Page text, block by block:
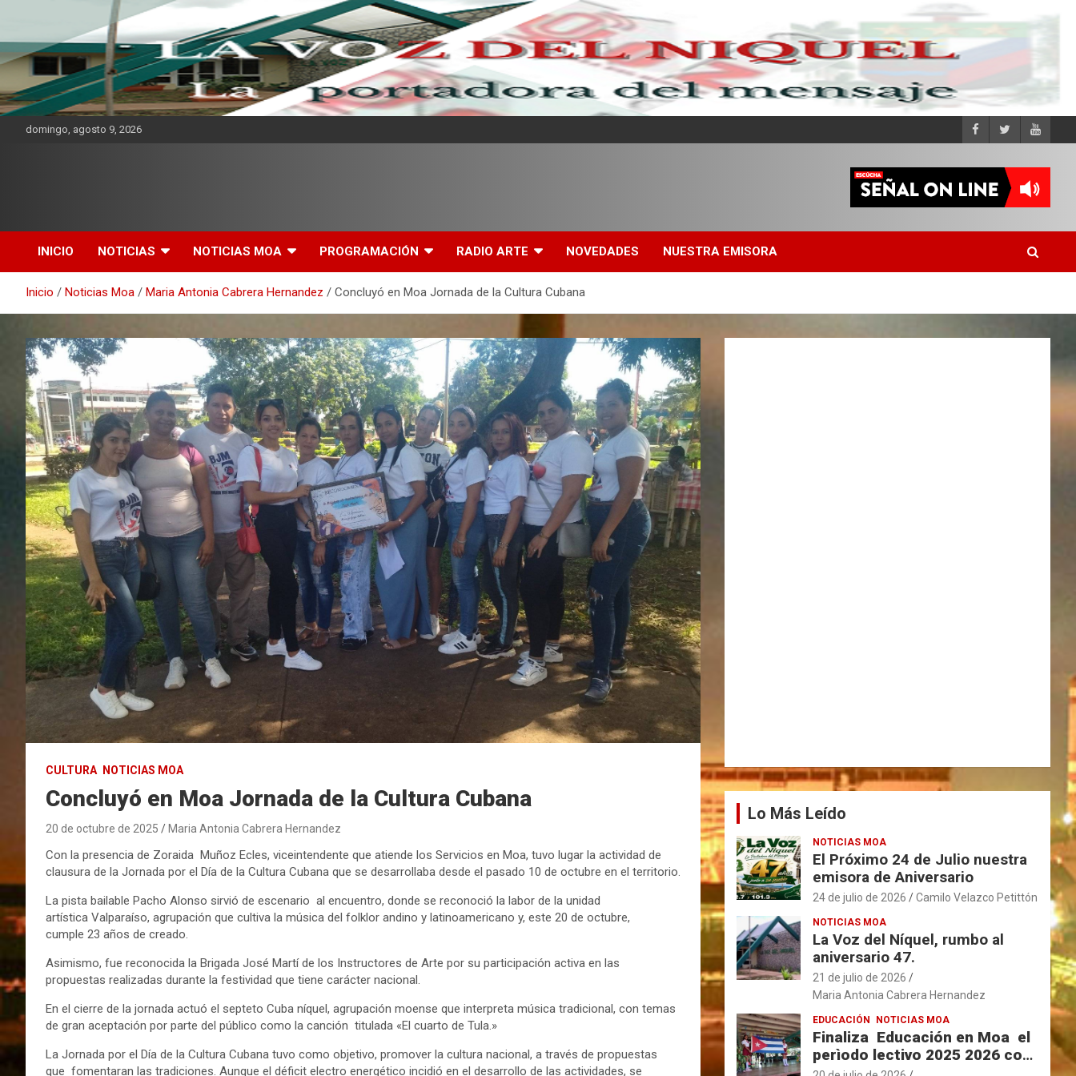
domingo, agosto 9, 2026
Mensaje
INICIO NOTICIAS NOTICIAS MOA PROGRAMACIÓN RADIO ARTE NOVEDADES NUESTRA EMISORA
Inicio Noticias Moa Maria Antonia Cabrera Hernandez Concluyó en Moa Jornada de la Cultura Cubana
CULTURA NOTICIAS MOA
Concluyó en Moa Jornada de la Cultura Cubana
20 de octubre de 2025 Maria Antonia Cabrera Hernandez
Con la presencia de Zoraida Muñoz Ecles, viceintendente que atiende los Servicios en Moa, tuvo lugar la actividad de
clausura de la Jornada por el Día de la Cultura Cubana que se desarrollaba desde el pasado 10 de octubre en el territorio.
La pista bailable Pacho Alonso sirvió de escenario al encuentro, donde se reconoció la labor de la unidad
artística Valparaíso, agrupación que cultiva la música del folklor andino y latinoamericano y, este 20 de octubre,
cumple 23 años de creado.
Asimismo, fue reconocida la Brigada José Martí de los Instructores de Arte por su participación activa en las
propuestas realizadas durante la festividad que tiene carácter nacional.
En el cierre de la jornada actuó el septeto Cuba níquel, agrupación moense que interpreta música tradicional, con temas
de gran aceptación por parte del público como la canción titulada «El cuarto de Tula.»
La Jornada por el Día de la Cultura Cubana tuvo como objetivo, promover la cultura nacional, a través de propuestas
que fomentaran las tradiciones. Aunque el déficit electro energético incidió en el desarrollo de las actividades, se
Lo Más Leído
NOTICIAS MOA
El Próximo 24 de Julio nuestra
emisora de Aniversario
24 de julio de 2026 Camilo Velazco Petittón
NOTICIAS MOA
La Voz del Níquel, rumbo al
aniversario 47.
21 de julio de 2026
Maria Antonia Cabrera Hernandez
EDUCACIÓN NOTICIAS MOA
Finaliza Educación en Moa el
perìodo lectivo 2025 2026 con
resultados favorables.